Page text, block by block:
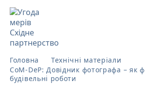
English
Головна
Технічні матеріали
CoM-DeP: Довідник фотографа – як
будівельні роботи